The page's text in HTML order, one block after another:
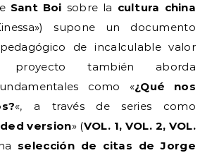
Sant Boi sobre la cultura china
supone un documento
de incalculable valor
proyecto también aborda
como «¿Qué nos
«, a través de series como
version» (VOL. 1, VOL. 2, VOL.
selección de citas de Jorge